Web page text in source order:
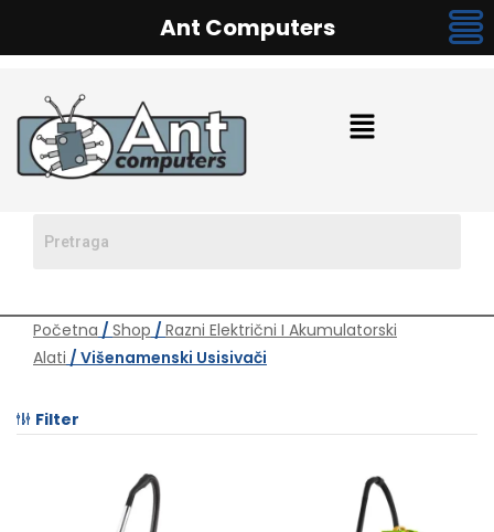
Početna / Shop / Razni Električni I Akumulatorski
Alati / Višenamenski Usisivači
Filter
Ant Computers